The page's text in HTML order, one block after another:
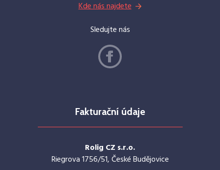
Kde nás najdete
Sledujte nás
Fakturační údaje
Rolig CZ s.r.o.
Riegrova 1756/51, České Budějovice